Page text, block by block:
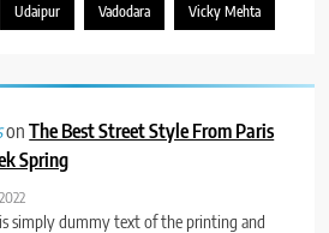
Udaipur Vadodara Vicky Mehta
onThe Best Street Style From Paris
Spring
simply dummy text of the printing and